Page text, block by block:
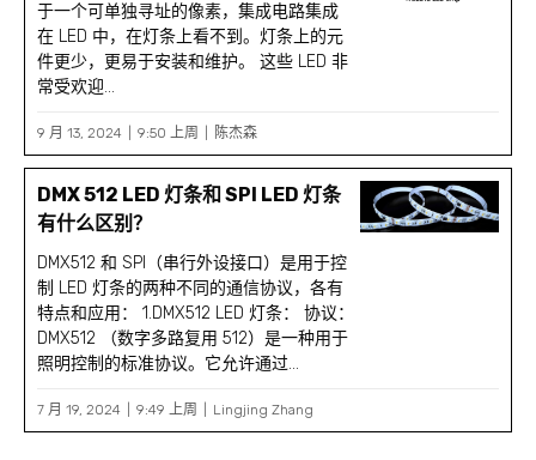
于一个可单独寻址的像素，集成电路集成
在 LED 中，在灯条上看不到。灯条上的元
件更少，更易于安装和维护。 这些 LED 非
常受欢迎...
9 月 13, 2024 9:50 上周 陈杰森
DMX 512 LED 灯条和 SPI LED 灯条
有什么区别？
DMX512 和 SPI（串行外设接口）是用于控
制 LED 灯条的两种不同的通信协议，各有
特点和应用： 1.DMX512 LED 灯条： 协议：
DMX512 （数字多路复用 512）是一种用于
照明控制的标准协议。它允许通过...
7 月 19, 2024 9:49 上周 Lingjing Zhang